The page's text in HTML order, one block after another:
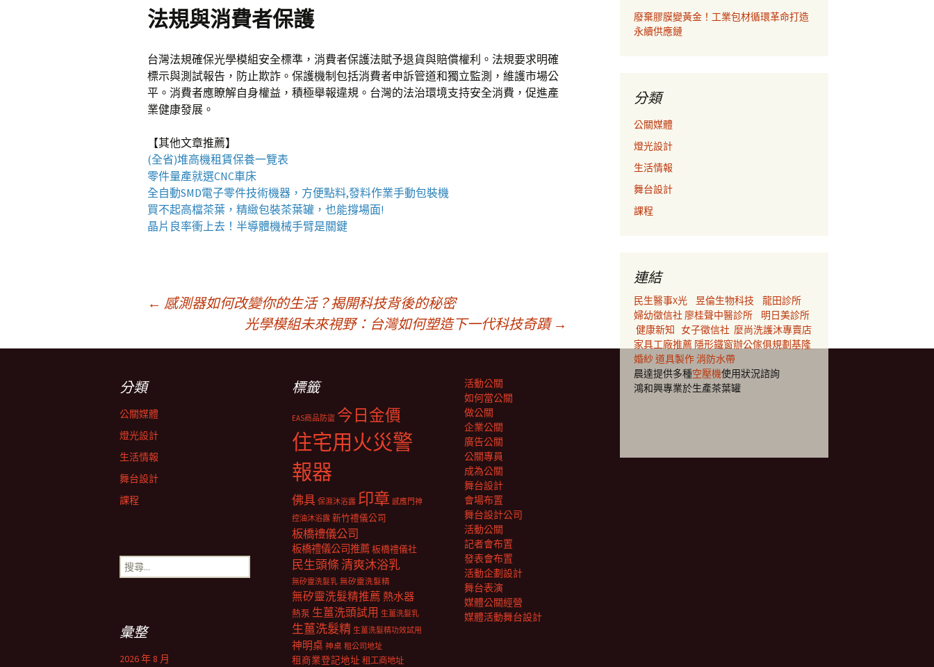
法規與消費者保護
台灣法規確保光學模組安全標準，消費者保護法賦予退貨與賠償權利。法規要求明確
標示與測試報告，防止欺詐。保護機制包括消費者申訴管道和獨立監測，維護市場公
平。消費者應瞭解自身權益，積極舉報違規。台灣的法治環境支持安全消費，促進產
業健康發展。
【其他文章推薦】
(全省)堆高機租賃保養一覽表
零件量產就選CNC車床
全自動SMD電子零件技術機器 ，方便點料,發料作業手動包裝機
買不起高檔茶葉，精緻包裝茶葉罐 ，也能撐場面!
晶片良率衝上去！ 半導體機械手臂是關鍵
章
← 感測器如何改變你的生活？揭開科技背後的秘密
光學模組未來視野：台灣如何塑造下一代科技奇蹟 →
廢棄膠膜變黃金！工業包材循環革命打造
永續供應鏈
分類
公關媒體
燈光設計
生活情報
舞台設計
課程
連結
民生醫事X光 昱倫生物科技
龍田診所
婦幼徵信社 廖桂聲中醫診所
明日美診所
健康新知 女子徵信社 麼尚洗護沐專賣店
家具工廠推薦 隱形鐵窗辦公傢俱規劃基隆
婚紗道具製作消防水帶
晨達提供多種空壓機使用狀況諮詢
鴻和興專業於生產茶葉罐
分類
公關媒體
燈光設計
生活情報
舞台設計
課程
標籤
EAS商品防盜 今日金價
住宅用火災警
報器
佛具 保濕沐浴露 印章 感應門神
控油沐浴露 新竹禮儀公司
板橋禮儀公司
板橋禮儀公司推薦板橋禮儀社
民生頭條清爽沐浴乳
無矽靈洗髮乳 無矽靈洗髮精
無矽靈洗髮精推薦 熱水器
熱泵 生薑洗頭試用 生薑洗髮乳
生薑洗髮精 生薑洗髮精功效試用
神明桌 神桌 租公司地址
租商業登記地址 租工商地址
活動公關
如何當公關
做公關
企業公關
廣告公關
公關專員
成為公關
舞台設計
會場布置
舞台設計公司
活動公關
記者會布置
發表會布置
活動企劃設計
舞台表演
媒體公關經營
媒體活動舞台設計
搜
尋
彙整
2026 年 8 月